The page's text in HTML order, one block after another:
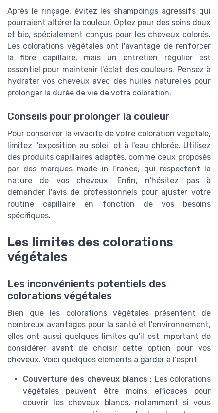
Après le rinçage, évitez les shampoings agressifs qui
pourraient altérer la couleur. Optez pour des soins doux
et bio, spécialement conçus pour les cheveux colorés.
Les colorations végétales ont l'avantage de renforcer
la fibre capillaire, mais un entretien régulier est
essentiel pour maintenir l'éclat des couleurs. Pensez à
hydrater vos cheveux avec des huiles naturelles pour
prolonger la durée de vie de votre coloration.
Conseils pour prolonger la couleur
Pour conserver la vivacité de votre coloration végétale,
limitez l'exposition au soleil et à l'eau chlorée. Utilisez
des produits capillaires adaptés, comme ceux proposés
par des marques made in France, qui respectent la
nature de vos cheveux. Enfin, n'hésitez pas à
demander l'avis de professionnels pour ajuster votre
routine capillaire en fonction de vos besoins
spécifiques.
Les limites des colorations
végétales
Les inconvénients potentiels des
colorations végétales
Bien que les colorations végétales présentent de
nombreux avantages pour la santé et l'environnement,
elles ont aussi quelques limites qu'il est important de
considérer avant de choisir cette option pour vos
cheveux. Voici quelques éléments à garder à l'esprit :
Couverture des cheveux blancs : Les colorations
végétales peuvent être moins efficaces pour
couvrir les cheveux blancs, notamment si vous